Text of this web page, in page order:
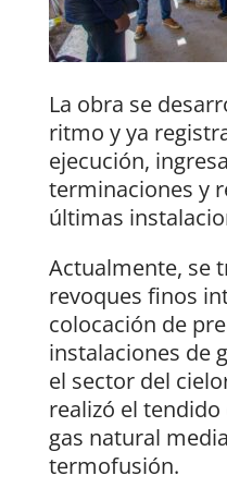
La obra se
ritmo y ya
ejecución,
terminaciones y
últimas
Actualmente, se
revoques finos
colocación de
instalaciones de
el sector del
realizó el
gas natural
termofusión.